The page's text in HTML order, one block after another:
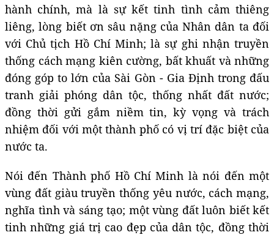
hành chính, mà là sự kết tinh tình cảm thiêng
liêng, lòng biết ơn sâu nặng của Nhân dân ta đối
với Chủ tịch Hồ Chí Minh; là sự ghi nhận truyền
thống cách mạng kiên cường, bất khuất và những
đóng góp to lớn của Sài Gòn - Gia Định trong đấu
tranh giải phóng dân tộc, thống nhất đất nước;
đồng thời gửi gắm niềm tin, kỳ vọng và trách
nhiệm đối với một thành phố có vị trí đặc biệt của
nước ta.
Nói đến Thành phố Hồ Chí Minh là nói đến một
vùng đất giàu truyền thống yêu nước, cách mạng,
nghĩa tình và sáng tạo; một vùng đất luôn biết kết
tinh những giá trị cao đẹp của dân tộc, đồng thời